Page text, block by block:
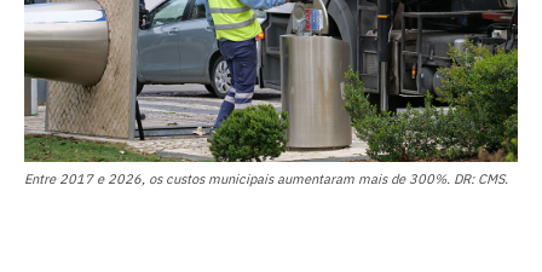
Entre 2017 e 2026, os custos municipais aumentaram mais de 300%. DR: CMS.